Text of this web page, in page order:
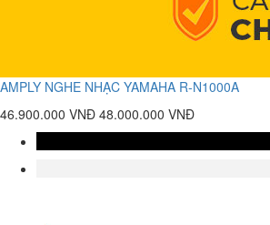
AMPLY NGHE NHẠC YAMAHA R-N1000A
46.900.000 VNĐ 48.000.000 VNĐ